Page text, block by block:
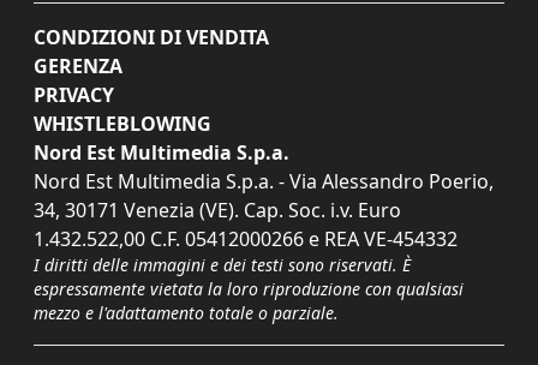
CONDIZIONI DI VENDITA
GERENZA
PRIVACY
WHISTLEBLOWING
Nord Est Multimedia S.p.a.
Nord Est Multimedia S.p.a. - Via Alessandro Poerio,
34, 30171 Venezia (VE). Cap. Soc. i.v. Euro
1.432.522,00 C.F. 05412000266 e REA VE-454332
I diritti delle immagini e dei testi sono riservati. È
espressamente vietata la loro riproduzione con qualsiasi
mezzo e l'adattamento totale o parziale.